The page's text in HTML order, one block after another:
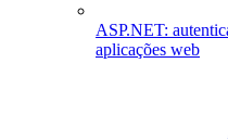
ASP.NET:
aplicações web